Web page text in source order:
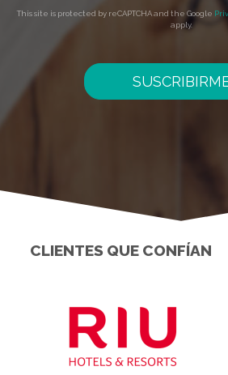
This site is protected by reCAPTCHA and the Google
apply.
CLIENTES QUE CONFÍAN